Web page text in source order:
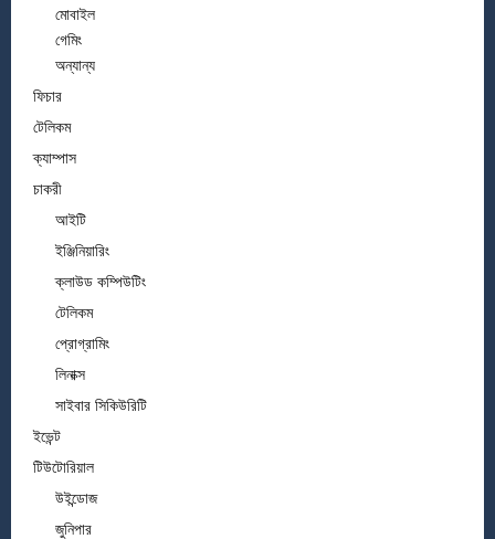
মোবাইল
গেমিং
অন্যান্য
ফিচার
টেলিকম
ক্যাম্পাস
চাকরী
আইটি
ইঞ্জিনিয়ারিং
ক্লাউড কম্পিউটিং
টেলিকম
প্রোগ্রামিং
লিনাক্স
সাইবার সিকিউরিটি
ইভেন্ট
টিউটোরিয়াল
উইন্ডোজ
জুনিপার